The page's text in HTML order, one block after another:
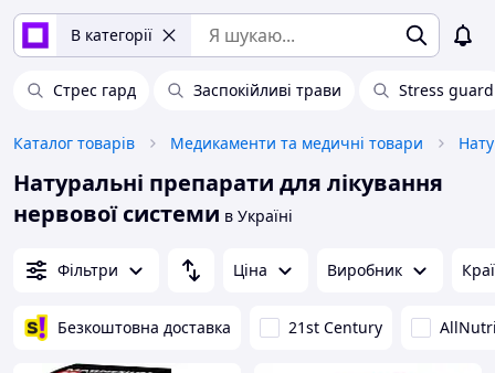
В категорії
Стрес гард Заспокійливі трави Stress guard
Каталог товарів Медикаменти та медичні товари
Натуральні препарати для лікування
нервової системи в Україні
Фільтри Ціна Виробник
Безкоштовна доставка 21st Century